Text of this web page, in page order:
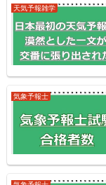
天気予報雑学
気象予報士